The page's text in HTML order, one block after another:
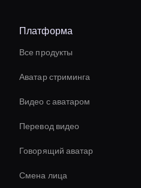
Платформа
Все продукты
Аватар стриминга
Видео с аватаром
Перевод видео
Говорящий аватар
Смена лица